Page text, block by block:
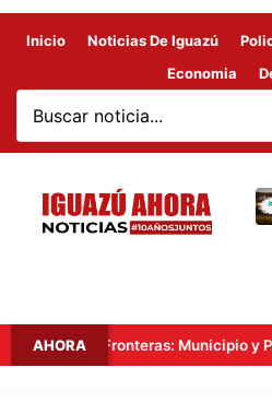
Inicio Noticias De Iguazú
Economia
AHORA
Tres Fronteras: Municipio y